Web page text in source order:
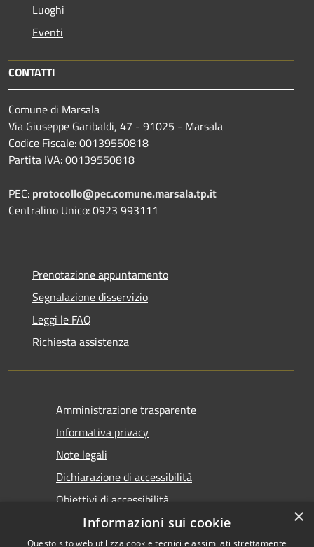
Luoghi
Eventi
CONTATTI
Comune di Marsala
Via Giuseppe Garibaldi, 47 - 91025 - Marsala
Codice Fiscale: 00139550818
Partita IVA: 00139550818
PEC: protocollo@pec.comune.marsala.tp.it
Centralino Unico: 0923 993111
Prenotazione appuntamento
Segnalazione disservizio
Leggi le FAQ
Richiesta assistenza
Amministrazione trasparente
Informativa privacy
Note legali
Dichiarazione di accessibilità
Obiettivi di accessibilità
×
Informazioni sui cookie
Questo sito web utilizza cookie tecnici e assimilati strettamente